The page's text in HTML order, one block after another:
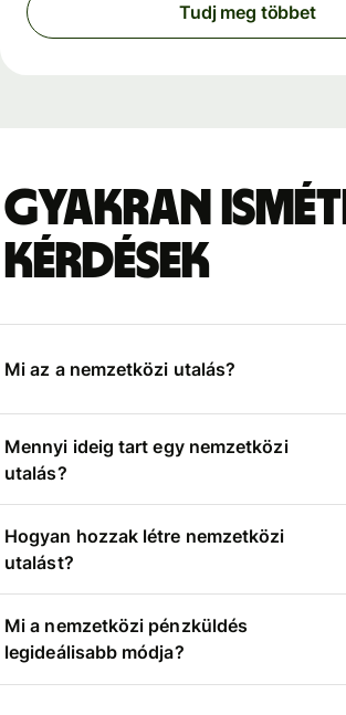
Tudj meg többet
Gyakran
kérdések
Mi az a nemzetközi utalás?
Mennyi ideig tart egy nemzetközi
utalás?
Hogyan hozzak létre nemzetközi
utalást?
Mi a nemzetközi pénzküldés
legideálisabb módja?